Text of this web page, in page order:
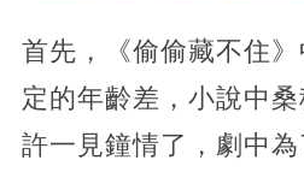
首先，《偷偷藏不住
定的年齡差，小說中
許一見鐘情了，劇中